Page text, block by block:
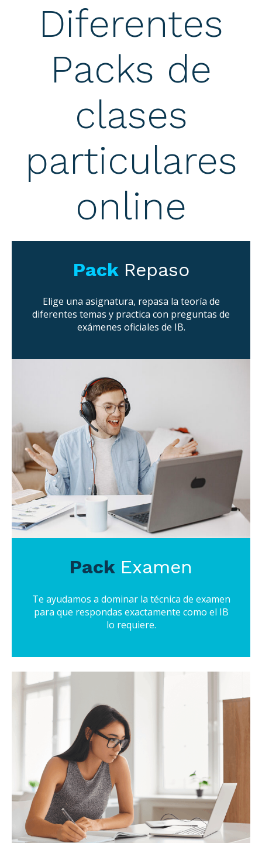
Diferentes
Packs de
clases
particulares
online
Pack Repaso
Elige una asignatura, repasa la teoría de
diferentes temas y practica con preguntas de
exámenes oficiales de IB.
Pack Examen
Te ayudamos a dominar la técnica de examen
para que respondas exactamente como el IB
lo requiere.